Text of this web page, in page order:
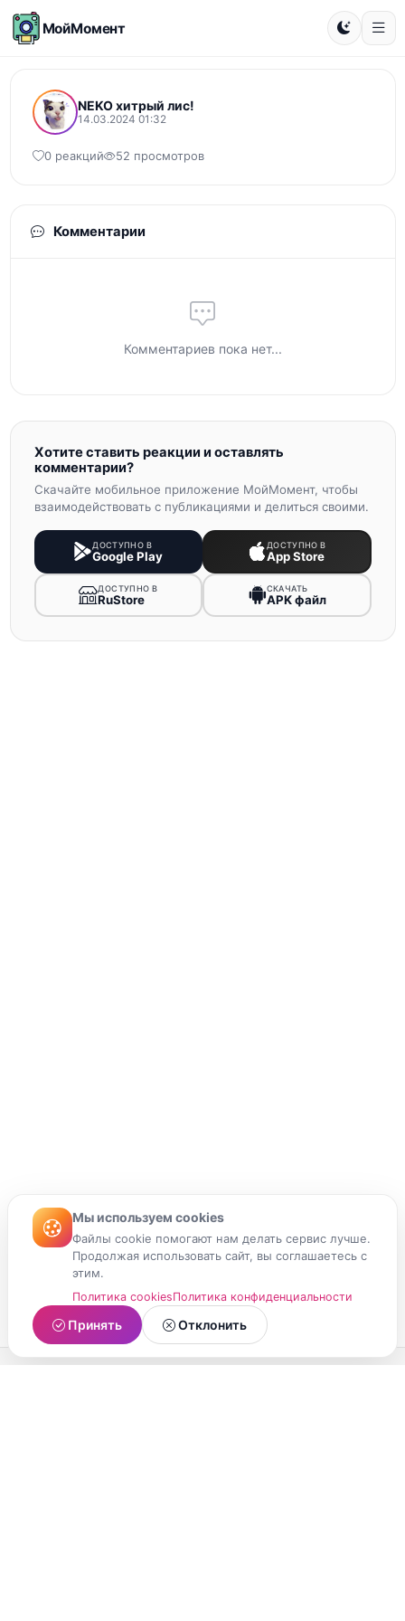
МойМомент
NEKO хитрый лис!
14.03.2024 01:32
0 реакций 52 просмотров
Комментарии
Комментариев пока нет...
Хотите ставить реакции и оставлять
комментарии?
Скачайте мобильное приложение МойМомент, чтобы
взаимодействовать с публикациями и делиться своими.
ДОСТУПНО В
Google Play
ДОСТУПНО В
App Store
ДОСТУПНО В
RuStore
СКАЧАТЬ
APK файл
Мы используем cookies
Файлы cookie помогают нам делать сервис лучше.
Продолжая использовать сайт, вы соглашаетесь с
этим.
Политика cookiesПолитика конфиденциальности
Принять Отклонить